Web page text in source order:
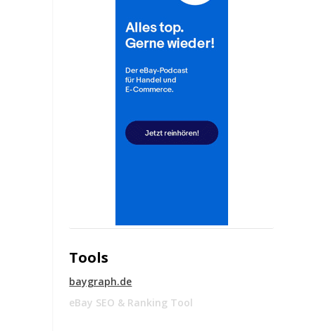
Tools
baygraph.de
eBay SEO & Ranking Tool